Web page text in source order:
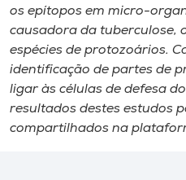
os epítopos em micro-
causadora da tuberculose,
espécies de protozoários.
identificação de partes de
ligar às células de defesa
resultados destes estudos
compartilhados na